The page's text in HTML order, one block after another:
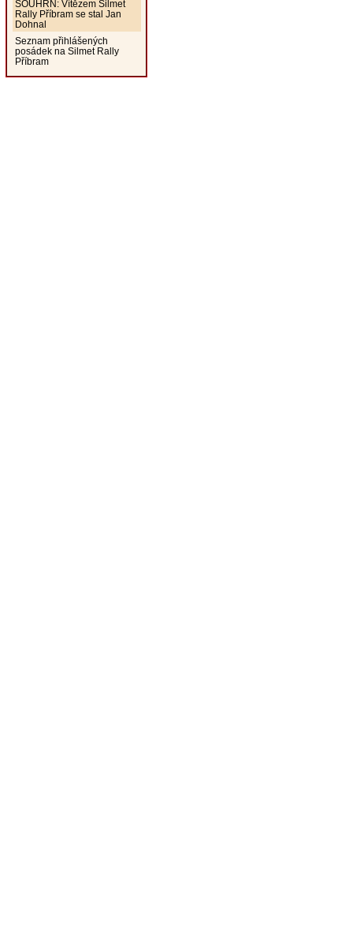
SOUHRN: Vítězem Silmet
Rally Příbram se stal Jan
Dohnal
Seznam přihlášených
posádek na Silmet Rally
Příbram